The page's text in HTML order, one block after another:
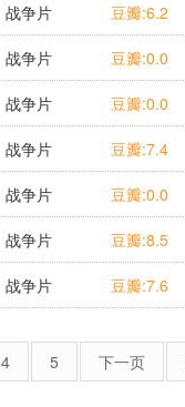
战争片 豆瓣:6.2
战争片 豆瓣:0.0
战争片 豆瓣:0.0
战争片 豆瓣:7.4
战争片 豆瓣:0.0
战争片 豆瓣:8.5
战争片 豆瓣:7.6
4 5 下一页